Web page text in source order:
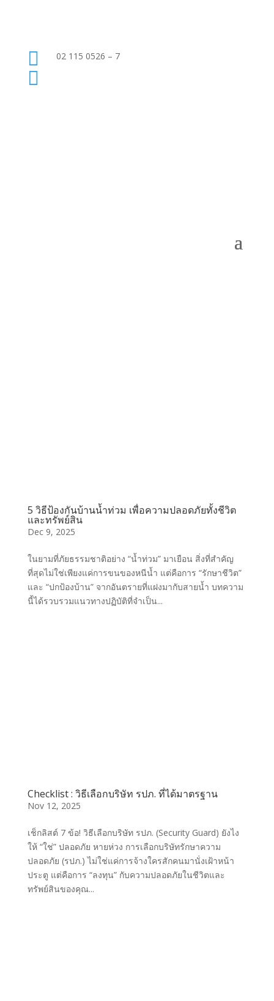
 02 115 0526 – 7

5 วิธีป้องกันบ้านน้ำท่วม เพื่อความปลอดภัยทั้งชีวิต
และทรัพย์สิน
Dec 9, 2025
ในยามที่ภัยธรรมชาติอย่าง “น้ำท่วม” มาเยือน สิ่งที่สำคัญ
ที่สุดไม่ใช่เพียงแค่การขนของหนีน้ำ แต่คือการ “รักษาชีวิต”
และ “ปกป้องบ้าน” จากอันตรายที่แฝงมากับสายน้ำ บทความ
นี้ได้รวบรวมแนวทางปฏิบัติที่จำเป็น...
Checklist : วิธีเลือกบริษัท รปภ. ที่ได้มาตรฐาน
Nov 12, 2025
เช็กลิสต์ 7 ข้อ! วิธีเลือกบริษัท รปภ. (Security Guard) ยังไง
ให้ “ใช่” ปลอดภัย หายห่วง การเลือกบริษัทรักษาความ
ปลอดภัย (รปภ.) ไม่ใช่แค่การจ้างใครสักคนมานั่งเฝ้าหน้า
ประตู แต่คือการ “ลงทุน” กับความปลอดภัยในชีวิตและ
ทรัพย์สินของคุณ...